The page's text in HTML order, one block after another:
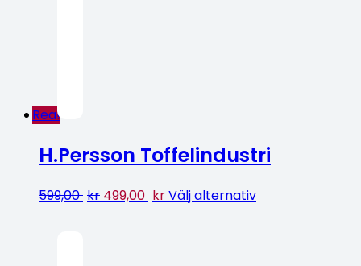
Rea!
H.Persson Toffelindustri
599,00 kr 499,00 krVälj alternativ